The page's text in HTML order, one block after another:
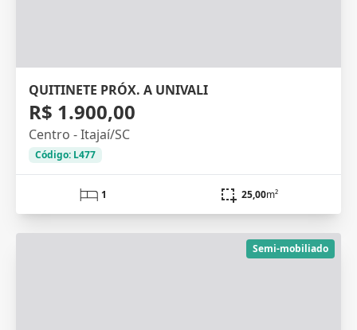
QUITINETE PRÓX. A UNIVALI
R$ 1.900,00
Centro - Itajaí/SC
Código: L477
1 25,00m²
Semi-mobiliado